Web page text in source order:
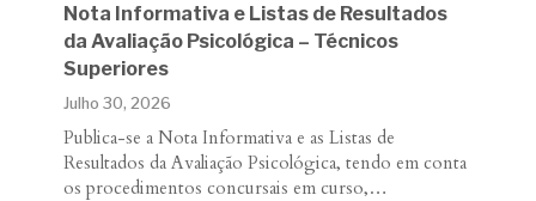
Nota Informativa e Listas de Resultados
da Avaliação Psicológica – Técnicos
Superiores
Julho 30, 2026
Publica-se a Nota Informativa e as Listas de
Resultados da Avaliação Psicológica, tendo em conta
os procedimentos concursais em curso,…